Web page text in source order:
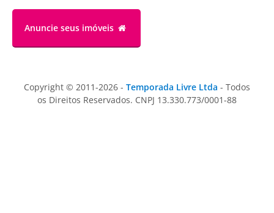
Anuncie seus imóveis
Copyright © 2011-2026 - Temporada Livre Ltda - Todos
os Direitos Reservados. CNPJ 13.330.773/0001-88